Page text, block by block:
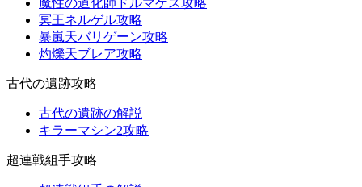
魔性の道化師ドルマゲス攻略
冥王ネルゲル攻略
暴嵐天バリゲーン攻略
灼爍天ブレア攻略
古代の遺跡攻略
古代の遺跡の解説
キラーマシン2攻略
超連戦組手攻略